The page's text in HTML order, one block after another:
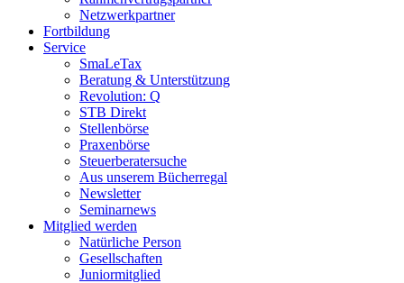
Netzwerkpartner
Fortbildung
Service
SmaLeTax
Beratung & Unterstützung
Revolution: Q
STB Direkt
Stellenbörse
Praxenbörse
Steuerberatersuche
Aus unserem Bücherregal
Newsletter
Seminarnews
Mitglied werden
Natürliche Person
Gesellschaften
Juniormitglied